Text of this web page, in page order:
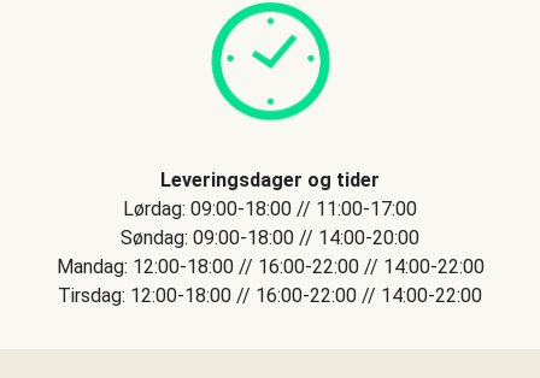
Leveringsdager og tider
Lørdag: 09:00-18:00 // 11:00-17:00
Søndag: 09:00-18:00 // 14:00-20:00
Mandag: 12:00-18:00 // 16:00-22:00 // 14:00-22:00
Tirsdag: 12:00-18:00 // 16:00-22:00 // 14:00-22:00